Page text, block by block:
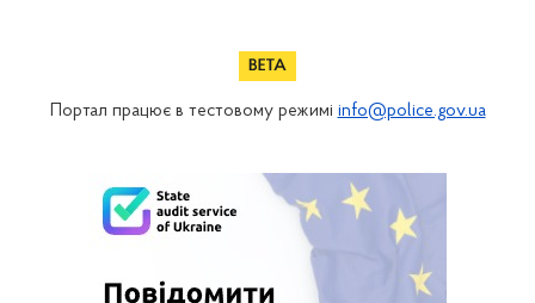
Портал працює в тестовому режимі info@police.gov.ua